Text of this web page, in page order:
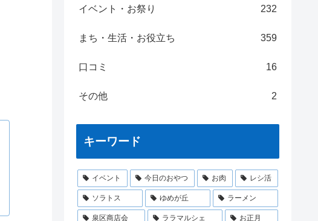
イベント・お祭り 232
まち・生活・お役立ち 359
口コミ 16
その他 2
キーワード
イベント 今日のおやつ お肉 レシ活
ソラトス ゆめが丘 ラーメン
泉区商店会 ララマルシェ お正月